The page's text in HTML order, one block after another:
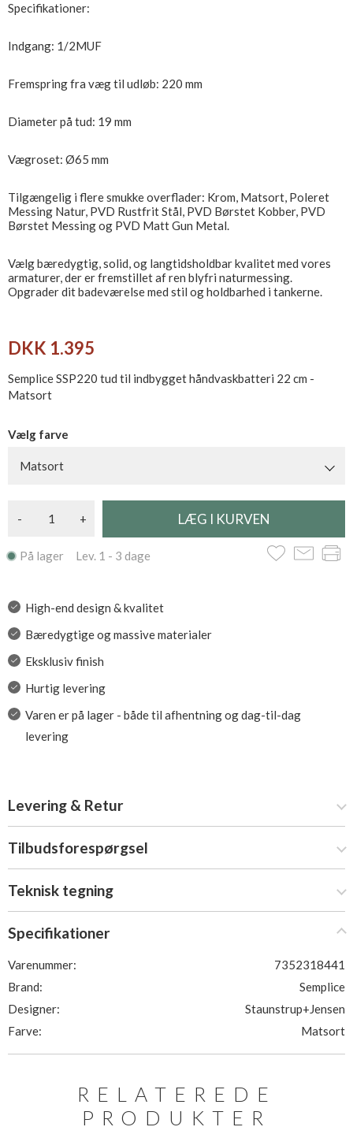
Specifikationer:
Indgang: 1/2MUF
Fremspring fra væg til udløb: 220 mm
Diameter på tud: 19 mm
Vægroset: Ø65 mm
Tilgængelig i flere smukke overflader: Krom, Matsort, Poleret
Messing Natur, PVD Rustfrit Stål, PVD Børstet Kobber, PVD
Børstet Messing og PVD Matt Gun Metal.
Vælg bæredygtig, solid, og langtidsholdbar kvalitet med vores
armaturer, der er fremstillet af ren blyfri naturmessing.
Opgrader dit badeværelse med stil og holdbarhed i tankerne.
DKK 1.395
Semplice SSP220 tud til indbygget håndvaskbatteri 22 cm -
Matsort
Vælg farve
Matsort
- +
På lager Lev. 1 - 3 dage
High-end design & kvalitet
Bæredygtige og massive materialer
Eksklusiv finish
Hurtig levering
Varen er på lager - både til afhentning og dag-til-dag
levering
Levering & Retur
Tilbudsforespørgsel
Teknisk tegning
Specifikationer
Varenummer:
7352318441
Brand:
Semplice
Designer:
Staunstrup+Jensen
Farve:
Matsort
RELATEREDE
PRODUKTER